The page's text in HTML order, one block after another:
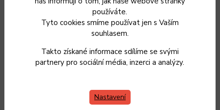
používáte.
Tyto cookies smíme používat jen s Vaším
souhlasem.
Takto získané informace sdílíme se svými
partnery pro sociální média, inzerci a analýzy.
Nastavení
extrémní dlouhotrvající ostrost díky patentované
technologii fotoleptání
surovin - zachovává a umocňuje jejich aroma a chuť
ostří z nerezové chirurgické oceli, vyrobené v USA
gumové zakončení proti poškrábání pracovní plochy a